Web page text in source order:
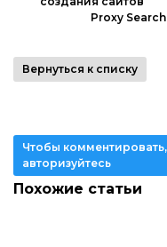
Proxy
Вернуться к списку
Чтобы
авторизуйтесь
Похожие статьи